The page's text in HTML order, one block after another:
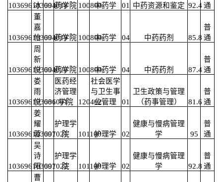
103696103691018
冰 004药学院 100800中药学 01 中药资源和鉴定 92.4通
103696103691019
董
嘉
怡 004药学院 100800中药学 04 中药药剂 85.8
普
通
103696103691020
周
新
悦 004药学院 100800中药学 04 中药药剂 87.4
普
通
103696103681001
娄
雨
悦 006
医药经
济管理
学院
120402
社会医学
与卫生事
业管理
01
卫生政策与管理
（药事管理）
81.6
普
通
103696103691021
姜
耀
蓉 007
护理学
院
101100护理学 02
健康与慢病管理
学
95
普
通
103696103691022
吴
诗
阳 007
护理学
院
101100护理学 02
健康与慢病管理
学
92.8
普
通
曹